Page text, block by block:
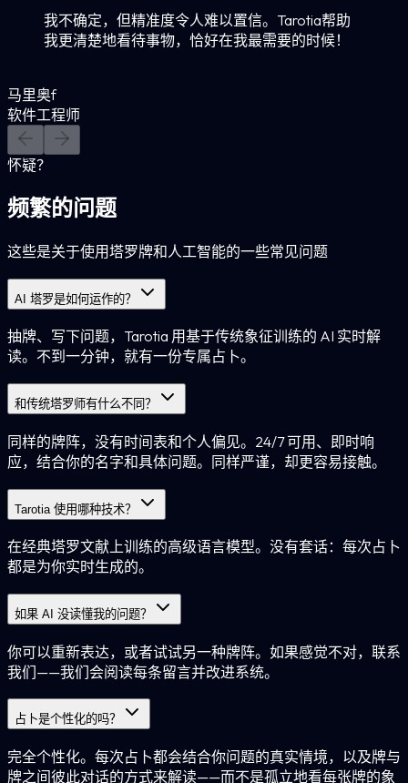
我不确定，但精准度令人难以置信。Tarotia帮助
我更清楚地看待事物，恰好在我最需要的时候！
马里奥f
软件工程师
怀疑？
频繁的问题
这些是关于使用塔罗牌和人工智能的一些常见问题
AI 塔罗是如何运作的？
抽牌、写下问题，Tarotia 用基于传统象征训练的 AI 实时解
读。不到一分钟，就有一份专属占卜。
和传统塔罗师有什么不同？
同样的牌阵，没有时间表和个人偏见。24/7 可用、即时响
应，结合你的名字和具体问题。同样严谨，却更容易接触。
Tarotia 使用哪种技术？
在经典塔罗文献上训练的高级语言模型。没有套话：每次占卜
都是为你实时生成的。
如果 AI 没读懂我的问题？
你可以重新表达，或者试试另一种牌阵。如果感觉不对，联系
我们——我们会阅读每条留言并改进系统。
占卜是个性化的吗？
完全个性化。每次占卜都会结合你问题的真实情境，以及牌与
牌之间彼此对话的方式来解读——而不是孤立地看每张牌的象